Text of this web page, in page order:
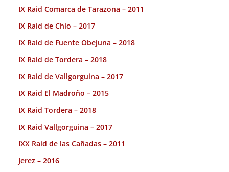
IX Raid Comarca de Tarazona – 2011
IX Raid de Chio – 2017
IX Raid de Fuente Obejuna – 2018
IX Raid de Tordera – 2018
IX Raid de Vallgorguina – 2017
IX Raid El Madroño – 2015
IX Raid Tordera – 2018
IX Raid Vallgorguina – 2017
IXX Raid de las Cañadas – 2011
Jerez – 2016